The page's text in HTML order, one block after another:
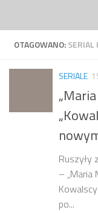
OTAGOWANO:SERIAL
SERIALE
Ruszyły
– „Maria
po...